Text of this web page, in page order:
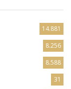
14.881
8.256
8.588
31